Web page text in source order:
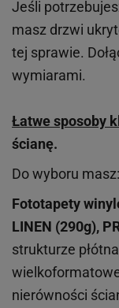
Jeśli
masz drzwi
tej sprawie.
wymiarami.
Łatwe sposoby
ścianę.
Do wyboru masz:
Fototapety
LINEN (290g),
strukturze
nierówności